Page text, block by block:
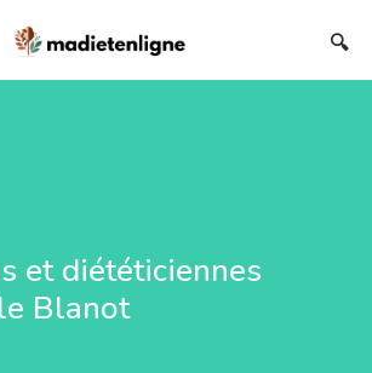
🔍
et diététiciennes
Blanot